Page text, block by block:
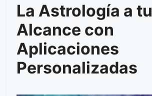
La Astrología a tu
Alcance con
Aplicaciones
Personalizadas